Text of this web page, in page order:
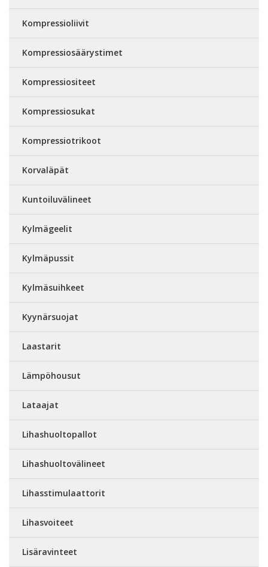
Kompressioliivit
Kompressiosäärystimet
Kompressiositeet
Kompressiosukat
Kompressiotrikoot
Korvaläpät
Kuntoiluvälineet
Kylmägeelit
Kylmäpussit
Kylmäsuihkeet
Kyynärsuojat
Laastarit
Lämpöhousut
Lataajat
Lihashuoltopallot
Lihashuoltovälineet
Lihasstimulaattorit
Lihasvoiteet
Lisäravinteet